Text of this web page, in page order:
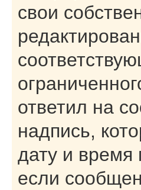
свои
ответил на
надпись,
дату и время
если